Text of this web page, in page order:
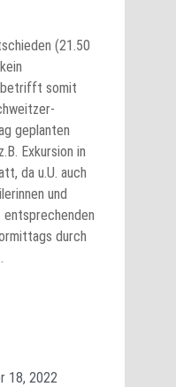
(21.50
betrifft somit
geplanten
Exkursion in
da u.U. auch
und
durch
18, 2022